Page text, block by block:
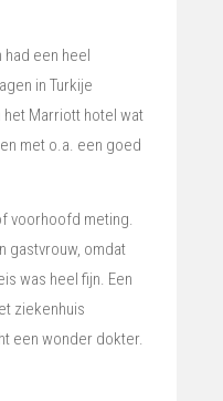
had een heel
in Turkije
Marriott hotel wat
met o.a. een goed
voorhoofd meting.
gastvrouw, omdat
was heel fijn. Een
ziekenhuis
een wonder dokter.